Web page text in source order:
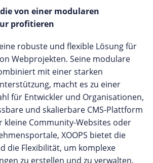
von einer modularen
profitieren
robuste und flexible Lösung für
Webprojekten. Seine modulare
mit einer starken
macht es zu einer
für Entwickler und Organisationen,
und skalierbare CMS-Plattform
kleine Community-Websites oder
XOOPS bietet die
die Flexibilität, um komplexe
zu erstellen und zu verwalten.